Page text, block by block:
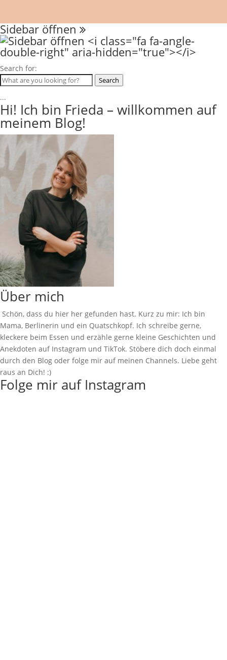
Sidebar öffnen
Search for:
Search
...
Hi! Ich bin Frieda – willkommen auf
meinem Blog!
Über mich
Schön, dass du hier her gefunden hast. Kurz zu mir: Ich bin
Mama, Berlinerin und ein Quatschkopf. Ich schreibe gerne,
kleckere beim Essen und erzähle gerne kleine Geschichten und
Anekdoten auf Instagram und TikTok. Stöbere dich doch einmal
durch den Blog oder folge mir auf meinen Channels. Liebe geht
raus an Dich! :)
Folge mir auf Instagram